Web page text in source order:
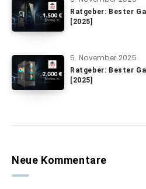
Ratgeber: Bester
[2025]
5. November 2025
Ratgeber: Bester
[2025]
Neue Kommentare